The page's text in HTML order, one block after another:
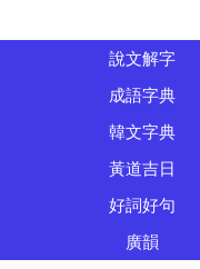
說文解字
成語字典
韓文字典
黃道吉日
好詞好句
廣韻